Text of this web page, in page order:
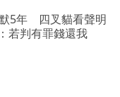
5年 四叉貓看聲明
若判有罪錢還我